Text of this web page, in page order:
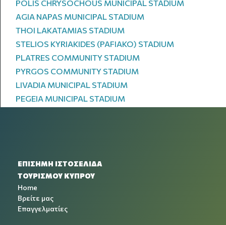
POLIS CHRYSOCHOUS MUNICIPAL STADIUM
AGIA NAPAS MUNICIPAL STADIUM
THOI LAKATAMIAS STADIUM
STELIOS KYRIAKIDES (PAFIAKO) STADIUM
PLATRES COMMUNITY STADIUM
PYRGOS COMMUNITY STADIUM
LIVADIA MUNICIPAL STADIUM
PEGEIA MUNICIPAL STADIUM
ΕΠΙΣΗΜΗ ΙΣΤΟΣΕΛΙΔΑ
ΤΟΥΡΙΣΜΟΥ ΚΥΠΡΟΥ
Home
Βρείτε μας
Επαγγελματίες